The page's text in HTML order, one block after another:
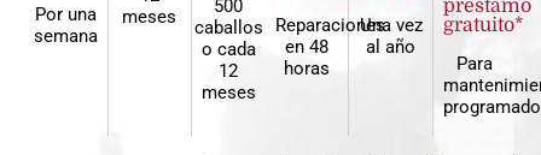
Por una
semana
meses
500
caballos
o cada
12
meses
Reparaciones
en 48
horas
Una vez
al año
préstamo
gratuito*
Para
programado